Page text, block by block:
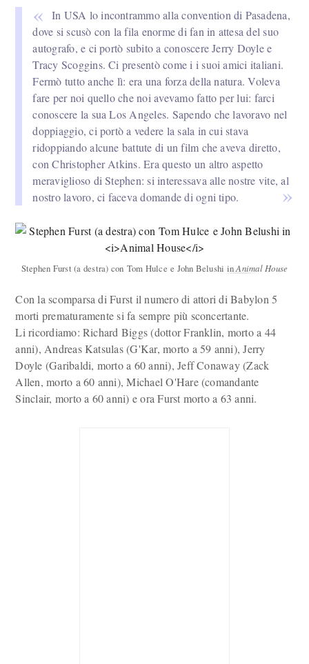
In USA lo incontrammo alla convention di Pasadena,
dove si scusò con la fila enorme di fan in attesa del suo
autografo, e ci portò subito a conoscere Jerry Doyle e
Tracy Scoggins. Ci presentò come i i suoi amici italiani.
Fermò tutto anche lì: era una forza della natura. Voleva
fare per noi quello che noi avevamo fatto per lui: farci
conoscere la sua Los Angeles. Sapendo che lavoravo nel
doppiaggio, ci portò a vedere la sala in cui stava
ridoppiando alcune battute di un film che aveva diretto,
con Christopher Atkins. Era questo un altro aspetto
meraviglioso di Stephen: si interessava alle nostre vite, al
nostro lavoro, ci faceva domande di ogni tipo.
Stephen Furst (a destra) con Tom Hulce e John Belushi inAnimal House
Con la scomparsa di Furst il numero di attori di Babylon 5
morti prematuramente si fa sempre più sconcertante.
Li ricordiamo: Richard Biggs (dottor Franklin, morto a 44
anni), Andreas Katsulas (G'Kar, morto a 59 anni), Jerry
Doyle (Garibaldi, morto a 60 anni), Jeff Conaway (Zack
Allen, morto a 60 anni), Michael O'Hare (comandante
Sinclair, morto a 60 anni) e ora Furst morto a 63 anni.